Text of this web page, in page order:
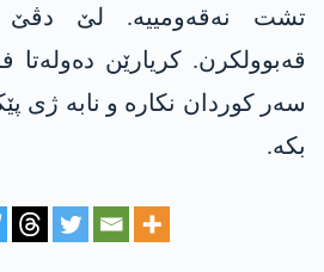
تشت نەقەومییە. لێ
قەبوولکرن. کریارێن
سەر کوردان نکارە و نابە ژی
بکە.